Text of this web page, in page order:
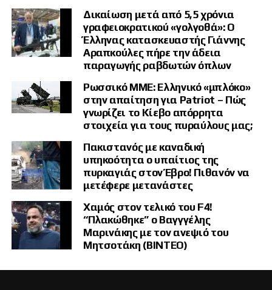
Δικαίωση μετά από 5,5 χρόνια
γραφειοκρατικού «γολγοθά»: Ο
Έλληνας κατασκευαστής Γιάννης
Αραπκούλες πήρε την άδεια
παραγωγής ραβδωτών όπλων
Ρωσσικό ΜΜΕ: Ελληνικό «μπλόκο»
στην απαίτηση για Patriot – Πώς
γνωρίζει το Κίεβο απόρρητα
στοιχεία για τους πυραύλους μας;
Πακιστανός με καναδική
υπηκοότητα ο υπαίτιος της
πυρκαγιάς στον Έβρο! Πιθανόν να
μετέφερε μετανάστες
Χαμός στον τελικό του F4!
“Πλακώθηκε” ο Βαγγγέλης
Μαρινάκης με τον ανεψιό του
Μητσοτάκη (ΒΙΝΤΕΟ)